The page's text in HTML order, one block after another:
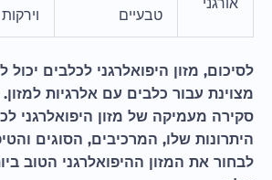
טבעיים
וירקות
לסיכום, מזון היפואלרגני לכלבים יכול
מצוינת עבור כלבים עם אלרגיות
סקירה מעמיקה של מזון היפואלרגני
היתרונות שלו, המרכיבים, הסוגים
לבחור את המזון ההיפואלרגני הטוב